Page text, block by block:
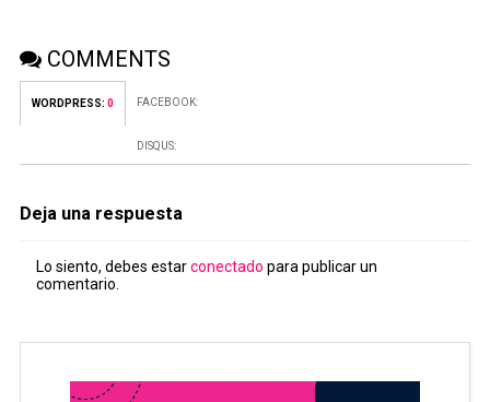
COMMENTS
WORDPRESS: 0 FACEBOOK:
DISQUS:
Deja una respuesta
Lo siento, debes estarconectado para publicar un
comentario.